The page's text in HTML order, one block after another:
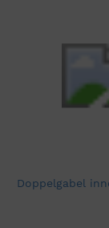
Doppelgabel